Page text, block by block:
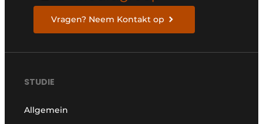
Vragen? Neem Kontakt op
STUDIE
Allgemein